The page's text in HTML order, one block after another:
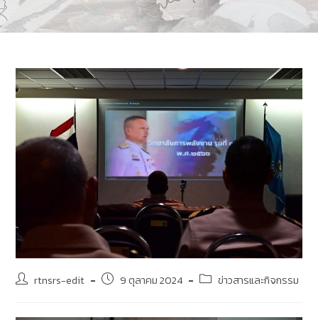
rtnsrs-edit 9 ตุลาคม 2024 ข่าวสารและกิจกรรม